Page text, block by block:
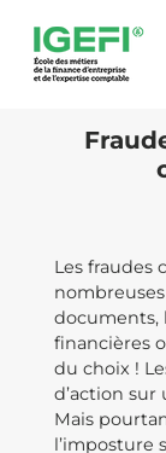
Les fraudes
documents,
financières
du choix !
d’action
Mais
l’imposture